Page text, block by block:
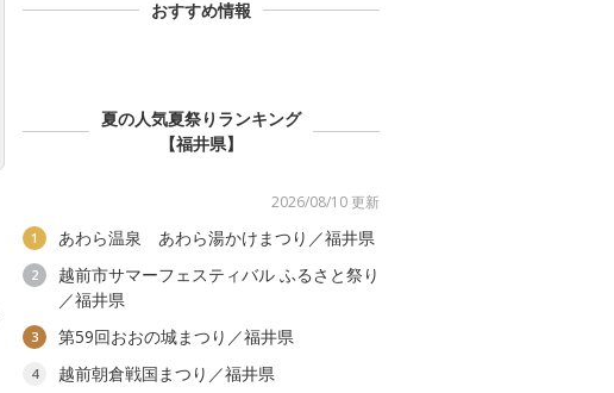
おすすめ情報
夏の人気夏祭りランキング
【福井県】
2026/08/10 更新
1 あわら温泉 あわら湯かけまつり／福井県
2
越前市サマーフェスティバル ふるさと祭り
／福井県
3 第59回おおの城まつり／福井県
4 越前朝倉戦国まつり／福井県